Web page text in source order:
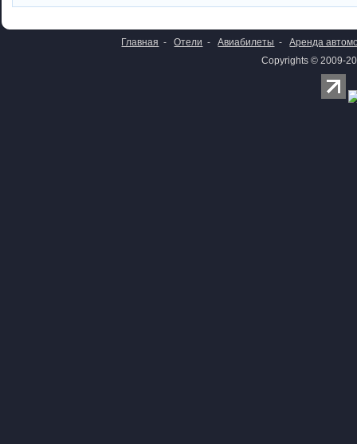
Главная - Отели - Авиабилеты -
Аренда
Copyrights © 2009-